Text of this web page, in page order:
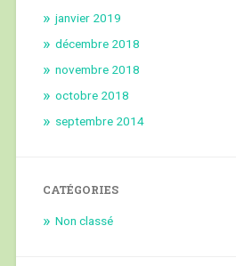
janvier 2019
décembre 2018
novembre 2018
octobre 2018
septembre 2014
CATÉGORIES
Non classé